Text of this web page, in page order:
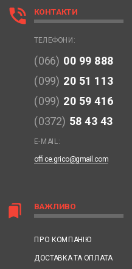
bookmarks ВАЖЛИВО
ПРО КОМПАНІЮ
ДОСТАВКА ТА ОПЛАТА
phone_in_talk КОНТАКТИ
ТЕЛЕФОНИ:
(066) 00 99 888
(099) 20 51 113
(099) 20 59 416
(0372) 58 43 43
E-MAIL:
office.grico@gmail.com